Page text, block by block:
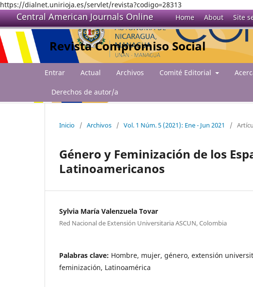
https://dialnet.unirioja.es/servlet/revista?codigo=28313
Central American Journals Online Home About Site
Revista Compromiso Social
Entrar Actual Archivos Comité Editorial
Derechos de autor/a
Inicio / Archivos / Vol. 1 Núm. 5 (2021): Ene - Jun 2021 /
Género y Feminización de los
Latinoamericanos
Sylvia María Valenzuela Tovar
Red Nacional de Extensión Universitaria ASCUN, Colombia
Palabras clave: Hombre, mujer, género, extensión
feminización, Latinoamérica